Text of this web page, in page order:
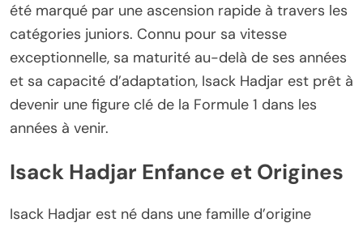
été marqué par une ascension rapide à travers les
catégories juniors. Connu pour sa vitesse
exceptionnelle, sa maturité au-delà de ses années
et sa capacité d’adaptation, Isack Hadjar est prêt à
devenir une figure clé de la Formule 1 dans les
années à venir.
Isack Hadjar Enfance et Origines
Isack Hadjar est né dans une famille d’origine